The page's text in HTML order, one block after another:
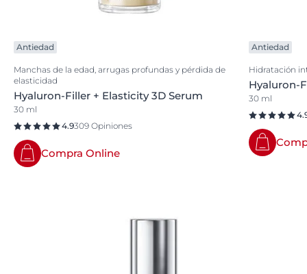
Antiedad
Manchas de la edad, arrugas profundas y pérdida de
elasticidad
Hyaluron-Filler + Elasticity 3D Serum
30 ml
4.9309 Opiniones
Compra Online
Antiedad
Hidratación
Hyaluron-
30 ml